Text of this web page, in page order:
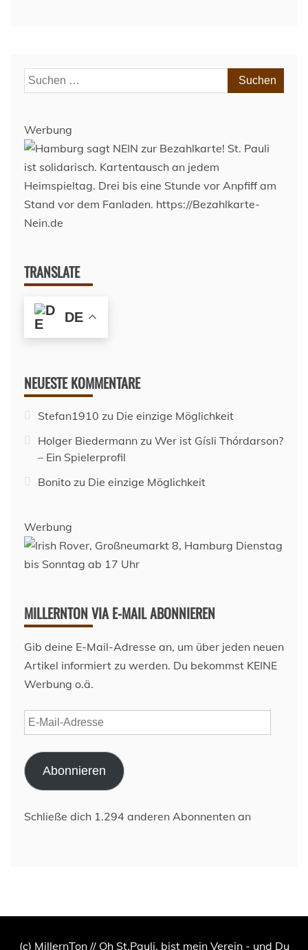
Suchen
nach:
Werbung
TRANSLATE
DE
NEUESTE KOMMENTARE
Stefan1910 zu Die einzige Möglichkeit
Holger Biedermann zu Wer ist Gísli Thórdarson?
– Ein Spielerprofil
Bonito zu Die einzige Möglichkeit
Werbung
MILLERNTON VIA E-MAIL ABONNIEREN
Gib deine E-Mail-Adresse an, um über jeden neuen
Artikel informiert zu werden. Du bekommst KEINE
Werbung o.ä.
E-
Mail-
Adresse
Abonnieren
Schließe dich 1.294 anderen Abonnenten an
(c) MillernTon // Oh St.Pauli, bist mein Verein - und Du